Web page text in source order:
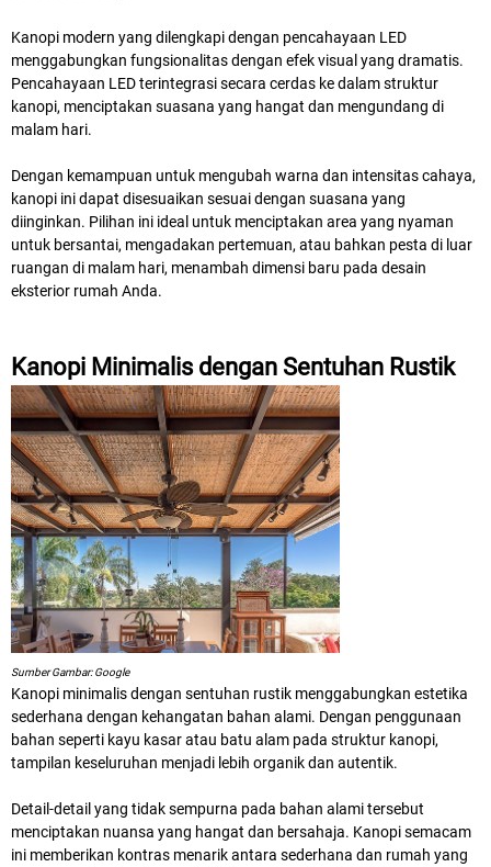
Kanopi modern yang dilengkapi dengan pencahayaan LED
menggabungkan fungsionalitas dengan efek visual yang dramatis.
Pencahayaan LED terintegrasi secara cerdas ke dalam struktur
kanopi, menciptakan suasana yang hangat dan mengundang di
malam hari.
Dengan kemampuan untuk mengubah warna dan intensitas cahaya,
kanopi ini dapat disesuaikan sesuai dengan suasana yang
diinginkan. Pilihan ini ideal untuk menciptakan area yang nyaman
untuk bersantai, mengadakan pertemuan, atau bahkan pesta di luar
ruangan di malam hari, menambah dimensi baru pada desain
eksterior rumah Anda.
Kanopi Minimalis dengan Sentuhan Rustik
Sumber Gambar: Google
Kanopi minimalis dengan sentuhan rustik menggabungkan estetika
sederhana dengan kehangatan bahan alami. Dengan penggunaan
bahan seperti kayu kasar atau batu alam pada struktur kanopi,
tampilan keseluruhan menjadi lebih organik dan autentik.
Detail-detail yang tidak sempurna pada bahan alami tersebut
menciptakan nuansa yang hangat dan bersahaja. Kanopi semacam
ini memberikan kontras menarik antara sederhana dan rumah yang